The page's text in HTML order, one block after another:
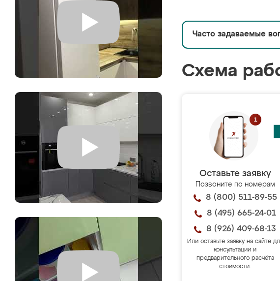
Часто задаваемые
Схема
Оставьте заявку
Позвоните по номерам
8 (800) 511-89-55
8 (495) 665-24-01
8 (926) 409-68-13
Или оставьте заявку на сайте
консультации и
предварительного расчёта
стоимости.